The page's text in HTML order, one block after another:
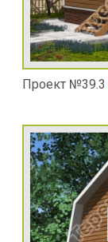
Проект №39.3